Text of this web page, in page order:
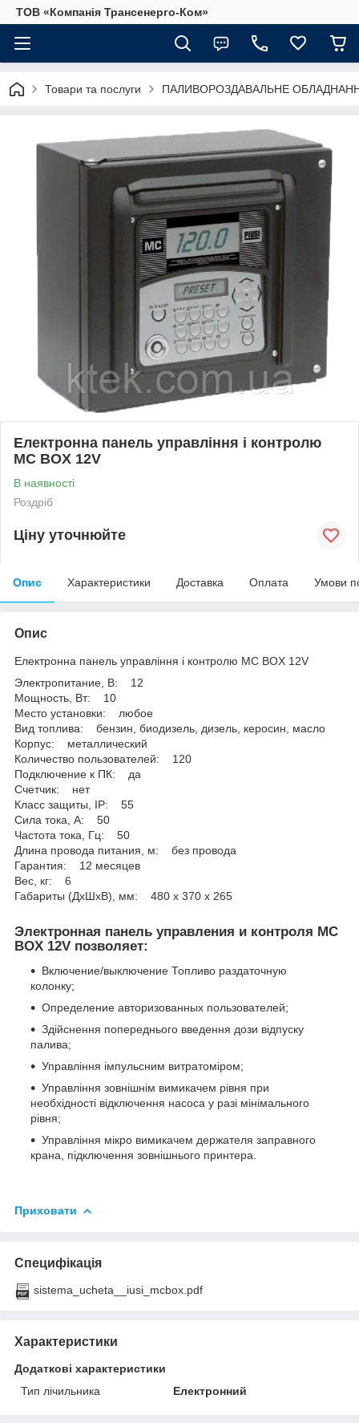
ТОВ «Компанія Трансенерго-Ком»
Товари та послуги ПАЛИВОРОЗДАВАЛЬНЕ
Електронна панель управління і контролю
MC BOX 12V
В наявності
Роздріб
Ціну уточнюйте
Опис Характеристики Доставка Оплата Умови
Опис
Електронна панель управління і контролю MC BOX 12V
Электропитание, В: 12
Мощность, Вт: 10
Место установки: любое
Вид топлива: бензин, биодизель, дизель, керосин, масло
Корпус: металлический
Количество пользователей: 120
Подключение к ПК: да
Счетчик: нет
Класс защиты, IP: 55
Сила тока, А: 50
Частота тока, Гц: 50
Длина провода питания, м: без провода
Гарантия: 12 месяцев
Вес, кг: 6
Габариты (ДхШхВ), мм: 480 x 370 x 265
Электронная панель управления и контроля MC
BOX 12V позволяет:
Включение/выключение Топливо раздаточную
колонку;
Определение авторизованных пользователей;
Здійснення попереднього введення дози відпуску
палива;
Управління імпульсним витратоміром;
Управління зовнішнім вимикачем рівня при
необхідності відключення насоса у разі мінімального
рівня;
Управління мікро вимикачем держателя заправного
крана, підключення зовнішнього принтера.
Приховати
Специфікація
sistema_ucheta__iusi_mcbox.pdf
Характеристики
Додаткові характеристики
Тип лічильника
Електронний